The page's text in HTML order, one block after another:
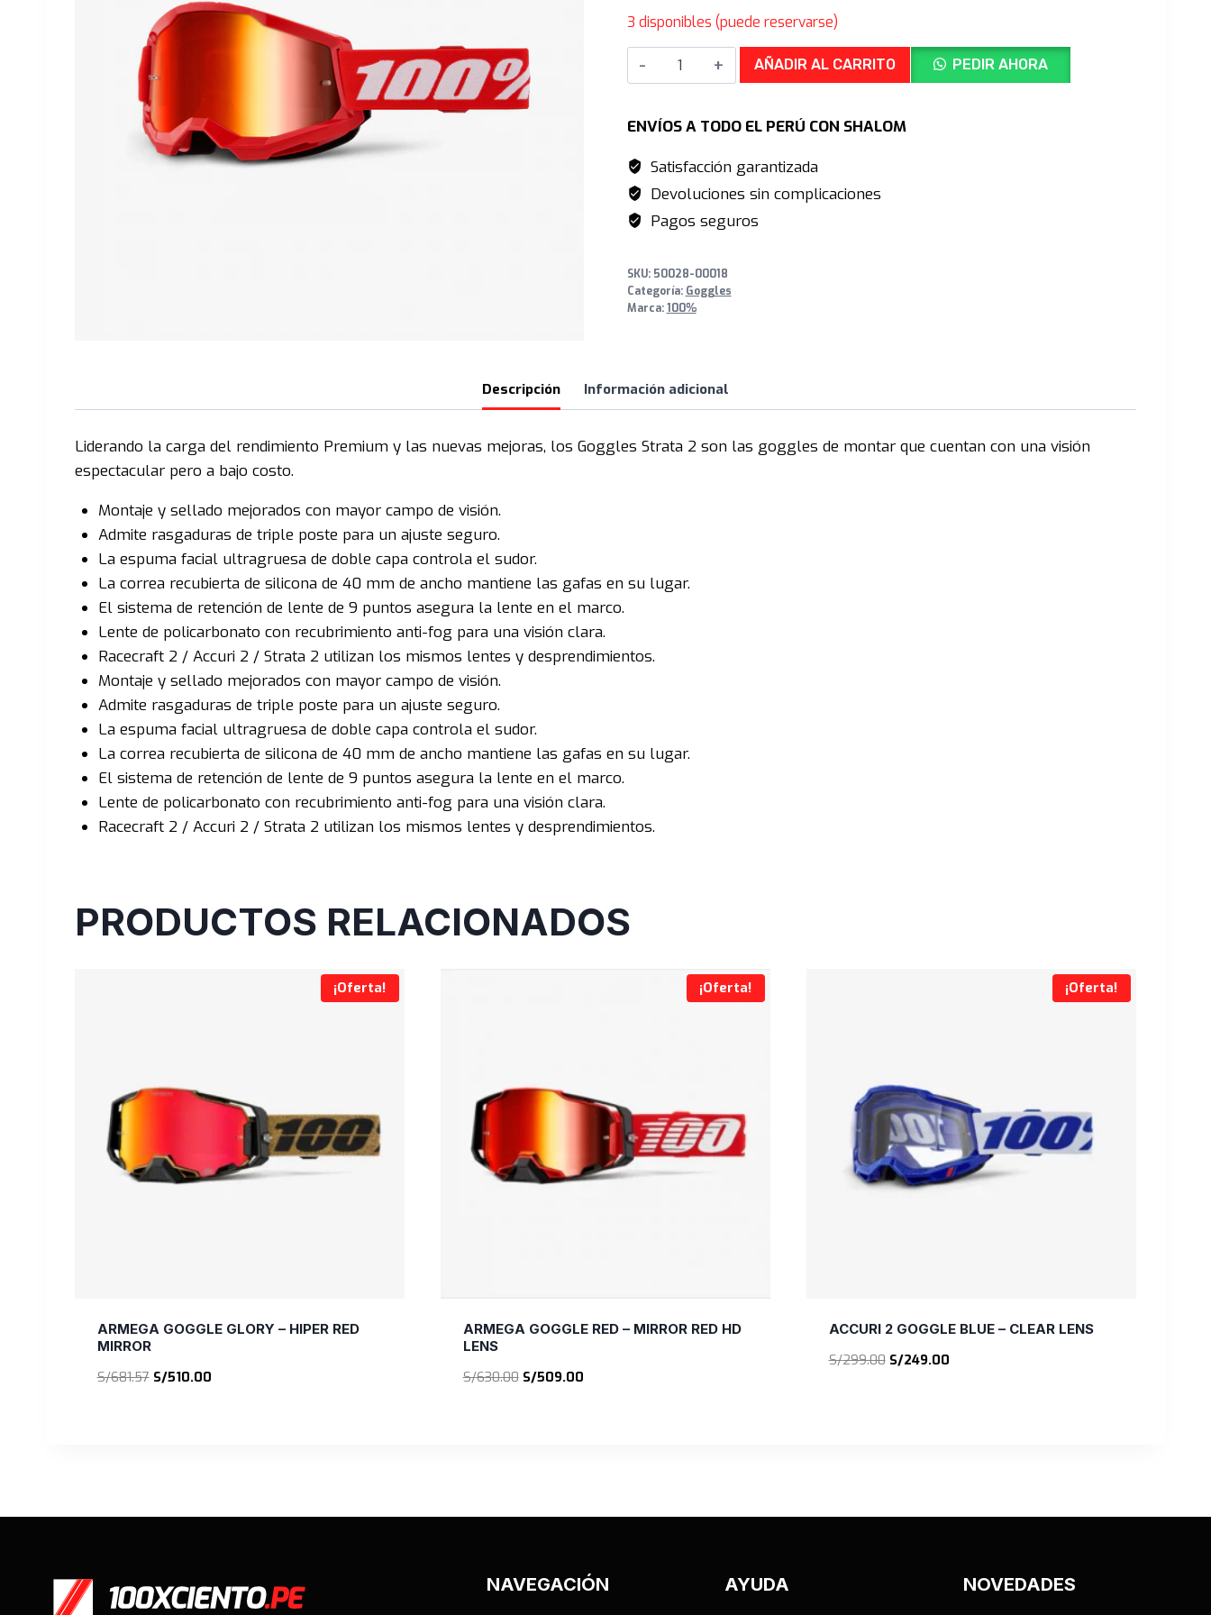
original
era:
actual
es:
3 disponibles (puede reservarse)
Strata
2
Red/Black
Mirror
Lens
AÑADIR AL CARRITO PEDIR AHORA
ENVÍOS A TODO EL PERÚ CON SHALOM
Satisfacción garantizada
Devoluciones sin complicaciones
Pagos seguros
SKU: 50028-00018
Categoría: Goggles
Marca:100%
Descripción Información adicional
Liderando la carga del rendimiento Premium y las nuevas mejoras, los Goggles Strata 2 son las goggles de montar que cuentan con una visión
espectacular pero a bajo costo.
Montaje y sellado mejorados con mayor campo de visión.
Admite rasgaduras de triple poste para un ajuste seguro.
La espuma facial ultragruesa de doble capa controla el sudor.
La correa recubierta de silicona de 40 mm de ancho mantiene las gafas en su lugar.
El sistema de retención de lente de 9 puntos asegura la lente en el marco.
Lente de policarbonato con recubrimiento anti-fog para una visión clara.
Racecraft 2 / Accuri 2 / Strata 2 utilizan los mismos lentes y desprendimientos.
Montaje y sellado mejorados con mayor campo de visión.
Admite rasgaduras de triple poste para un ajuste seguro.
La espuma facial ultragruesa de doble capa controla el sudor.
La correa recubierta de silicona de 40 mm de ancho mantiene las gafas en su lugar.
El sistema de retención de lente de 9 puntos asegura la lente en el marco.
Lente de policarbonato con recubrimiento anti-fog para una visión clara.
Racecraft 2 / Accuri 2 / Strata 2 utilizan los mismos lentes y desprendimientos.
PRODUCTOS RELACIONADOS
¡Oferta!
ARMEGA GOGGLE GLORY – HIPER RED
MIRROR
S/681.57 El
S/510.00El
¡Oferta!
ARMEGA GOGGLE RED – MIRROR RED HD
LENS
S/630.00 El
S/509.00El
¡Oferta!
ACCURI 2 GOGGLE BLUE – CLEAR LENS
S/299.00 El
S/249.00El
NAVEGACIÓN AYUDA NOVEDADES